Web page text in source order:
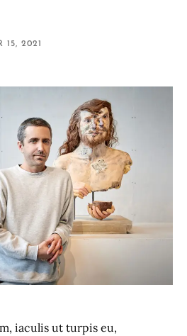
15, 2021
iaculis ut turpis eu,